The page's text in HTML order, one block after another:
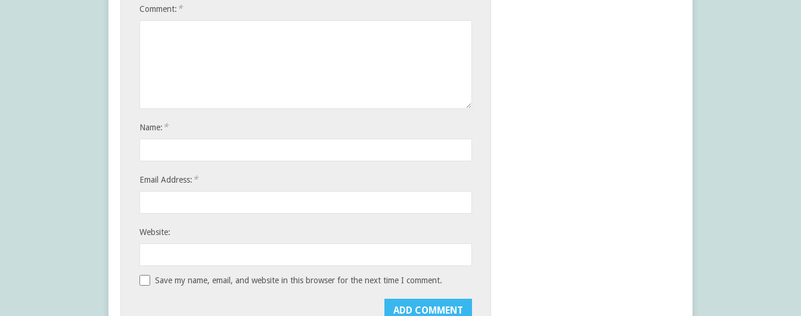
Comment: *
Name: *
Email Address: *
Website:
Save my name, email, and website in this browser for the next time I comment.